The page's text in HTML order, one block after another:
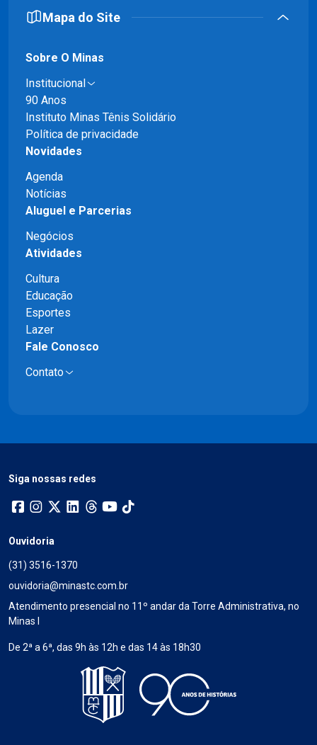
Mapa do Site
Sobre O Minas
Institucional
90 Anos
Instituto Minas Tênis Solidário
Política de privacidade
Novidades
Agenda
Notícias
Aluguel e Parcerias
Negócios
Atividades
Cultura
Educação
Esportes
Lazer
Fale Conosco
Contato
Siga nossas redes
Ouvidoria
(31) 3516-1370
ouvidoria@minastc.com.br
Atendimento presencial no 11º andar da Torre Administrativa, no
Minas I
De 2ª a 6ª, das 9h às 12h e das 14 às 18h30